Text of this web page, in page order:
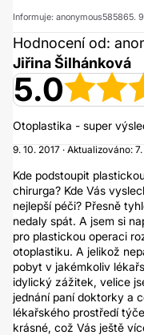
Informuje: anonymous585865.
Hodnocení od:
Jiřina Šilhánková
5.0
Otoplastika - super
9. 10. 2017 · Aktualizováno:
Kde podstoupit
chirurga? Kde Vás
nejlepší péči? Přesně
nedaly spát. A jsem si
pro plastickou operaci
otoplastiku. A jelikož
pobyt v jakémkoliv
idylický zážitek, velice
jednání paní doktorky a
lékařského prostředí
krásné, což Vás ještě